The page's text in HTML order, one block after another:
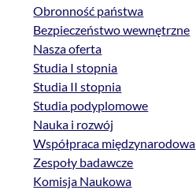
Obronność państwa
Bezpieczeństwo wewnętrzne
Nasza oferta
Studia I stopnia
Studia II stopnia
Studia podyplomowe
Nauka i rozwój
Współpraca międzynarodowa
Zespoły badawcze
Komisja Naukowa